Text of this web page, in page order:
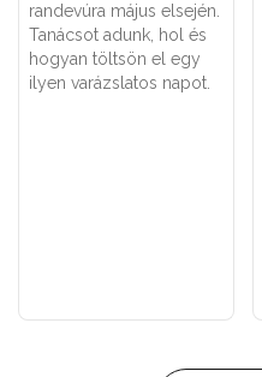
randevúra május elsején.
Tanácsot adunk, hol és
hogyan töltsön el egy
ilyen varázslatos napot.